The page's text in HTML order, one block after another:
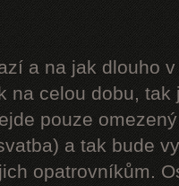
a na jak dlouho
na celou dobu,
pouze
a tak bude
opatrovníkům.